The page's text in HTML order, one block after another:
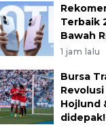
Terbaik
Bawah
1 jam lalu
Bursa
Hojlund
didepak!